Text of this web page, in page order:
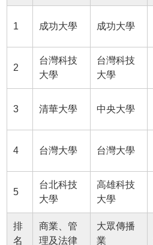
1 成功大學 成功大學
2
台灣科技
大學
台灣科技
大學
3 清華大學 中央大學
4 台灣大學 台灣大學
5
台北科技
大學
高雄科技
大學
排
名
商業、管
理及法律
大眾傳播
業